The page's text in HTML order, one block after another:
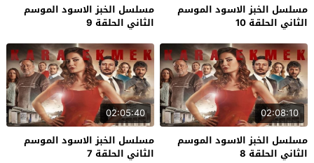
مسلسل الخبز الاسود الموسم
الثاني الحلقة 10
مسلسل الخبز الاسود الموسم
الثاني الحلقة 9
02:08:10
مسلسل الخبز الاسود الموسم
الثاني الحلقة 8
02:05:40
مسلسل الخبز الاسود الموسم
الثاني الحلقة 7